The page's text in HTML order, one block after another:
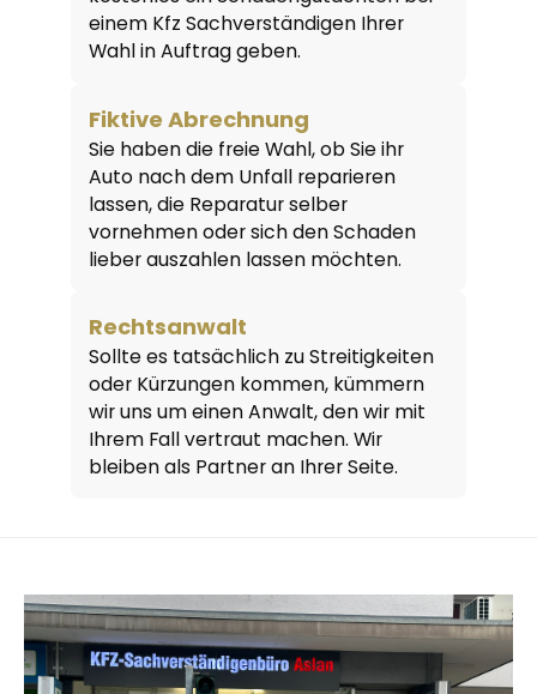
einem Kfz Sachverständigen Ihrer
Wahl in Auftrag geben.
Fiktive Abrechnung
Sie haben die freie Wahl, ob Sie ihr
Auto nach dem Unfall reparieren
lassen, die Reparatur selber
vornehmen oder sich den Schaden
lieber auszahlen lassen möchten.
Rechtsanwalt
Sollte es tatsächlich zu Streitigkeiten
oder Kürzungen kommen, kümmern
wir uns um einen Anwalt, den wir mit
Ihrem Fall vertraut machen. Wir
bleiben als Partner an Ihrer Seite.